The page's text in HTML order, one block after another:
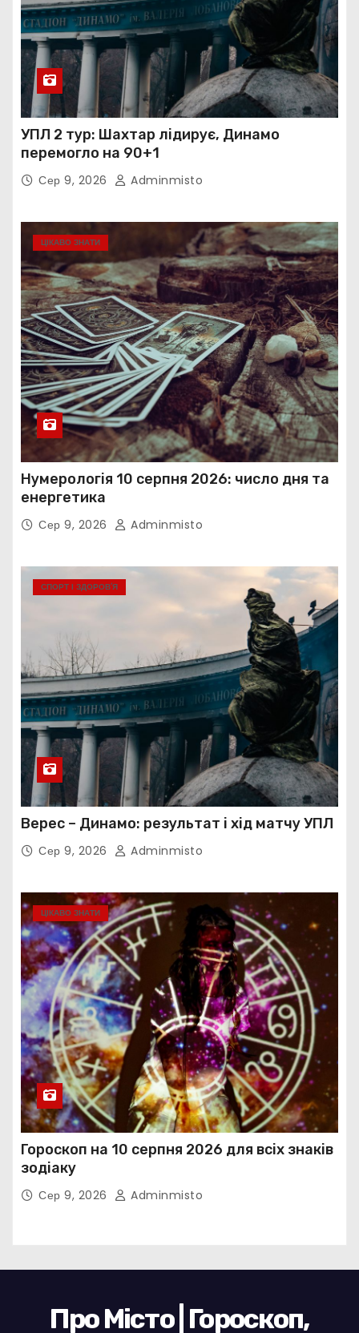
УПЛ 2 тур: Шахтар лідирує, Динамо
перемогло на 90+1
Сер 9, 2026 Adminmisto
ЦІКАВО ЗНАТИ
Нумерологія 10 серпня 2026: число дня та
енергетика
Сер 9, 2026 Adminmisto
СПОРТ І ЗДОРОВ’Я
Верес – Динамо: результат і хід матчу УПЛ
Сер 9, 2026 Adminmisto
ЦІКАВО ЗНАТИ
Гороскоп на 10 серпня 2026 для всіх знаків
зодіаку
Сер 9, 2026 Adminmisto
Про Місто | Гороскоп,